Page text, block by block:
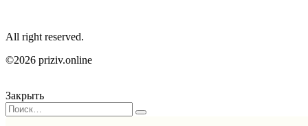
All right reserved.
©2026 priziv.online
Закрыть